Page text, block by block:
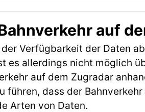
auf
Verfügbarkeit der Daten
es allerdings nicht möglich
auf dem Zugradar
führen, dass der
Arten von Daten.